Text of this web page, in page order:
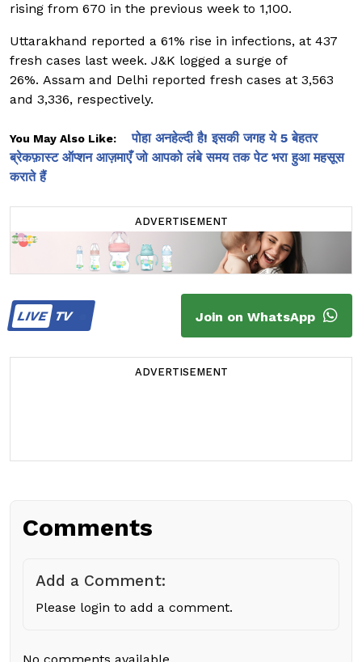
rising from 670 in the previous week to 1,100.
Uttarakhand reported a 61% rise in infections, at 437
fresh cases last week. J&K logged a surge of
26%. Assam and Delhi reported fresh cases at 3,563
and 3,336, respectively.
You May Also Like:
पोहा अनहेल्दी है! इसकी जगह ये 5 बेहतर
ब्रेकफ़ास्ट ऑप्शन आज़माएँ जो आपको लंबे समय तक पेट भरा हुआ महसूस
कराते हैं
ADVERTISEMENT
LIVETV Join on WhatsApp
ADVERTISEMENT
Comments
Add a Comment:
Please login to add a comment.